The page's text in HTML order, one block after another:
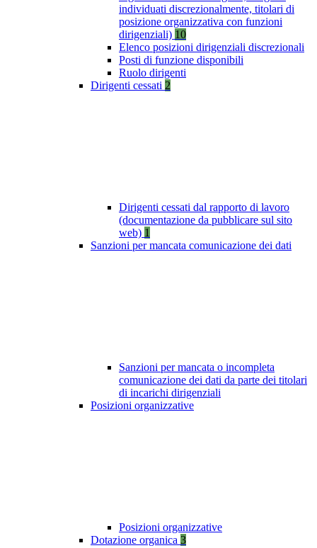
individuati discrezionalmente, titolari di
posizione organizzativa con funzioni
dirigenziali) 10
Elenco posizioni dirigenziali discrezionali
Posti di funzione disponibili
Ruolo dirigenti
Dirigenti cessati 2
Dirigenti cessati dal rapporto di lavoro
(documentazione da pubblicare sul sito
web) 1
Sanzioni per mancata comunicazione dei dati
Sanzioni per mancata o incompleta
comunicazione dei dati da parte dei titolari
di incarichi dirigenziali
Posizioni organizzative
Posizioni organizzative
Dotazione organica 3